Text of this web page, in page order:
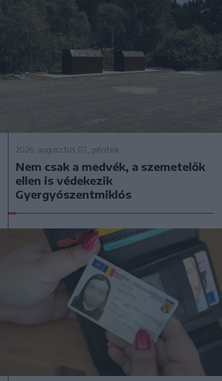
2026. augusztus 07., péntek
Nem csak a medvék, a szemetelők
ellen is védekezik
Gyergyószentmiklós